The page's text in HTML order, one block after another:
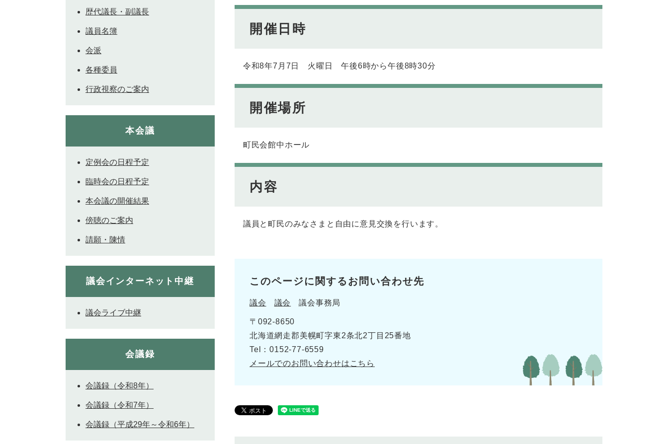
開催日時
令和8年7月7日 火曜日 午後6時から午後8時30分
開催場所
町民会館中ホール
内容
議員と町民のみなさまと自由に意見交換を行います。
このページに関するお問い合わせ先
議会 議会 議会事務局
〒092-8650
北海道網走郡美幌町字東2条北2丁目25番地
Tel：0152-77-6559
メールでのお問い合わせはこちら
歴代議長・副議長
議員名簿
会派
各種委員
行政視察のご案内
本会議
定例会の日程予定
臨時会の日程予定
本会議の開催結果
傍聴のご案内
請願・陳情
議会インターネット中継
議会ライブ中継
会議録
会議録（令和8年）
会議録（令和7年）
会議録（平成29年～令和6年）